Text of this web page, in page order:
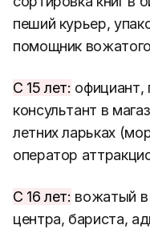
пеший курьер,
помощник
С 15 лет: официант,
консультант в
летних ларьках
оператор
С 16 лет: вожатый в
центра, бариста,